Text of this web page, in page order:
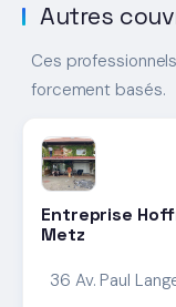
Autres
Ces
forcement basés.
Entreprise
Metz
36 Av. Paul